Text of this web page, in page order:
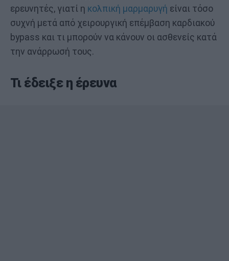
ερευνητές, γιατί η κολπική μαρμαρυγή είναι τόσο
συχνή μετά από χειρουργική επέμβαση καρδιακού
bypass και τι μπορούν να κάνουν οι ασθενείς κατά
την ανάρρωσή τους.
Τι έδειξε η έρευνα